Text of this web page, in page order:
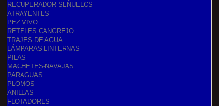
RECUPERADOR SEÑUELOS
ATRAYENTES
PEZ VIVO
RETELES CANGREJO
TRAJES DE AGUA
LÁMPARAS-LINTERNAS
PILAS
MACHETES-NAVAJAS
PARAGUAS
PLOMOS
ANILLAS
FLOTADORES